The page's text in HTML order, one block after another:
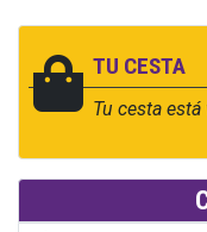
TU CESTA
Tu cesta está